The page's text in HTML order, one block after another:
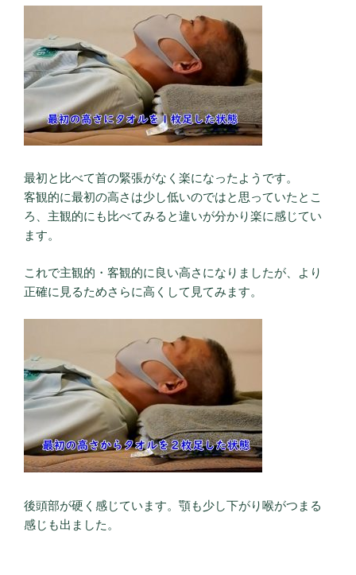
最初と比べて首の緊張がなく楽になったようです。
客観的に最初の高さは少し低いのではと思っていたとこ
ろ、主観的にも比べてみると違いが分かり楽に感じてい
ます。
これで主観的・客観的に良い高さになりましたが、より
正確に見るためさらに高くして見てみます。
後頭部が硬く感じています。顎も少し下がり喉がつまる
感じも出ました。